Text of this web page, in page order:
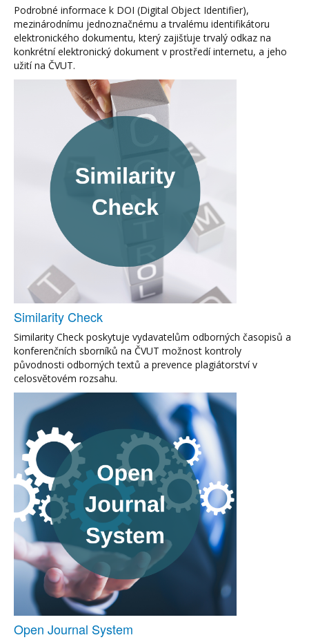
Podrobné informace k DOI (Digital Object Identifier),
mezinárodnímu jednoznačnému a trvalému identifikátoru
elektronického dokumentu, který zajišťuje trvalý odkaz na
konkrétní elektronický dokument v prostředí internetu, a jeho
užití na ČVUT.
Similarity Check
Similarity Check poskytuje vydavatelům odborných časopisů a
konferenčních sborníků na ČVUT možnost kontroly
původnosti odborných textů a prevence plagiátorství v
celosvětovém rozsahu.
Open Journal System